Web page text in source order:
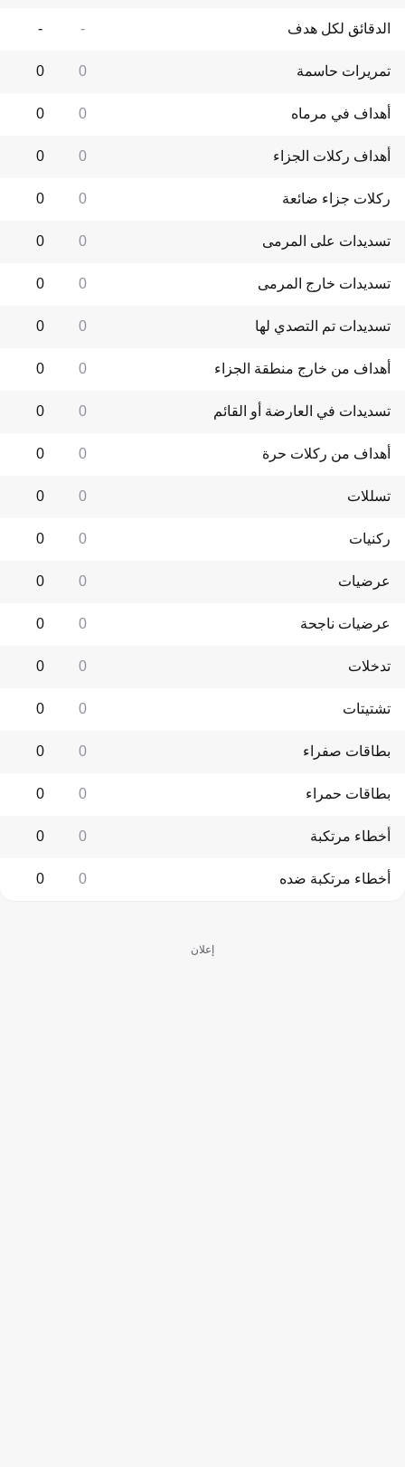
الدقائق لكل هدف -
-
تمريرات حاسمة 0
0
أهداف في مرماه 0
0
أهداف ركلات الجزاء 0
0
ركلات جزاء ضائعة 0
0
تسديدات على المرمى 0
0
تسديدات خارج المرمى 0
0
تسديدات تم التصدي لها 0
0
أهداف من خارج منطقة الجزاء 0
0
تسديدات في العارضة أو القائم 0
0
أهداف من ركلات حرة 0
0
تسللات 0
0
ركنيات 0
0
عرضيات 0
0
عرضيات ناجحة 0
0
تدخلات 0
0
تشتيتات 0
0
بطاقات صفراء 0
0
بطاقات حمراء 0
0
أخطاء مرتكبة 0
0
أخطاء مرتكبة ضده 0
0
إعلان